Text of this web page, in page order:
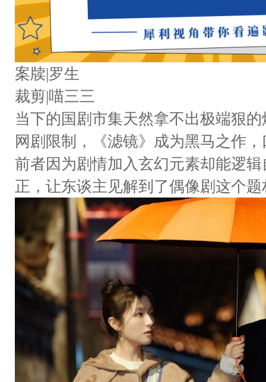
案牍|罗生
裁剪|喵三三
当下的国剧市集天然拿不出极端狠
网剧限制，《滤镜》成为黑马之作
前者因为剧情加入玄幻元素却能逻
正，让东谈主见解到了偶像剧这个